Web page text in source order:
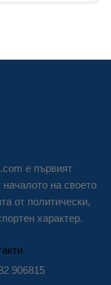
е първият
на своето
от политически,
характер.
906815